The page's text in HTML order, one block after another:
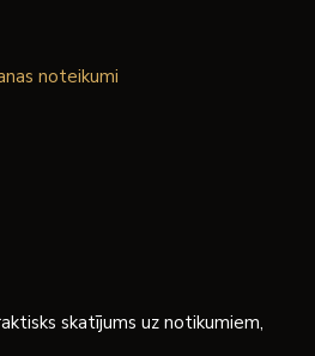
noteikumi
skatījums uz notikumiem,